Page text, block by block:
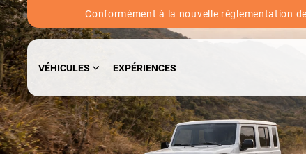
Conformément à la nouvelle réglementation
VÉHICULES EXPÉRIENCES